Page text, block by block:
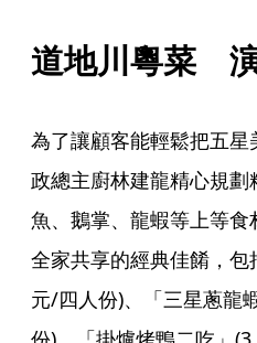
道地川粵菜　
為了讓顧客能輕鬆把五
政總主廚林建龍精心規
魚、鵝掌、龍蝦等上等
全家共享的經典佳餚，
元/四人份)、「三星蔥龍